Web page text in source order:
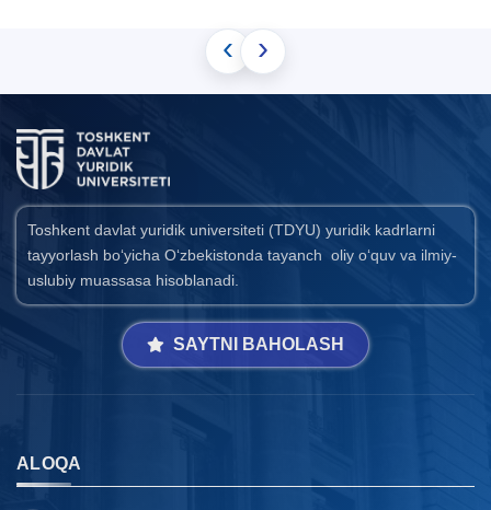
‹ ›
Toshkent davlat yuridik universiteti (TDYU) yuridik kadrlarni
tayyorlash bo‘yicha O‘zbekistonda tayanch oliy o‘quv va ilmiy-
uslubiy muassasa hisoblanadi.
SAYTNI BAHOLASH
ALOQA